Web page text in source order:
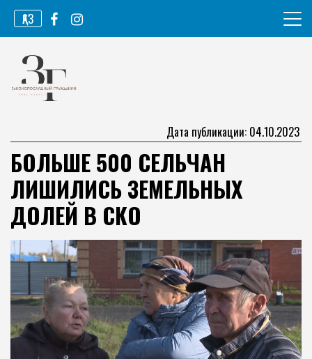
Перейти
содержимому
ҚАЗ
Законопослушный гражданин
Дата публикации: 04.10.2023
БОЛЬШЕ 500 СЕЛЬЧАН
ЛИШИЛИСЬ ЗЕМЕЛЬНЫХ
ДОЛЕЙ В СКО